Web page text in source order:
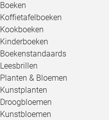
Boeken
Koffietafelboeken
Kookboeken
Kinderboeken
Boekenstandaards
Leesbrillen
Planten & Bloemen
Kunstplanten
Droogbloemen
Kunstbloemen